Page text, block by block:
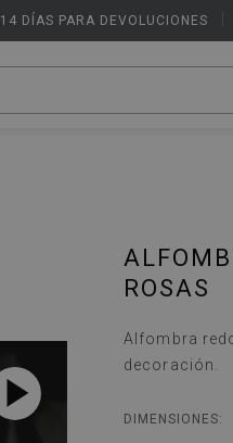
14 DÍAS PARA DEVOLUCIONES
ROSAS
Alfombra
decoración.
DIMENSIONES: